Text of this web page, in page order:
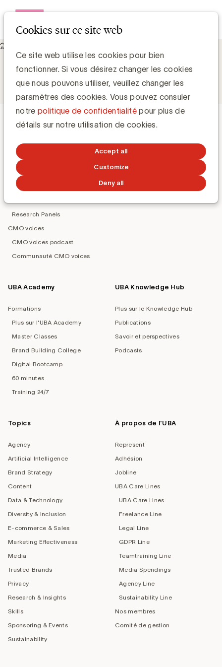
Cookies sur ce site web
Ce site web utilise les cookies pour bien
fonctionner. Si vous désirez changer les cookies
que nous pouvons utiliser, veuillez changer les
paramètres des cookies. Vous pouvez consuler
notre politique de confidentialitépour plus de
détails sur notre utilisation de cookies.
Accept all
Customize
Deny all
Nous avons bien reçu votre
demande
Footer
navigation
UBA Communities
UBA Exchange Communities
Consumer & Market Insights
Content
Data & Technology
Research Panels
CMO voices
CMO voices podcast
Communauté CMO voices
UBA Events
UBA Trends Day
UBA Academy
Formations
Plus sur l'UBA Academy
Master Classes
Brand Building College
Digital Bootcamp
60 minutes
Training 24/7
UBA Knowledge Hub
Plus sur le Knowledge Hub
Publications
Savoir et perspectives
Podcasts
Topics
Agency
Artificial Intelligence
Brand Strategy
Content
Data & Technology
Diversity & Inclusion
E-commerce & Sales
Marketing Effectiveness
Media
Trusted Brands
Privacy
Research & Insights
Skills
Sponsoring & Events
Sustainability
À propos de l'UBA
Represent
Adhésion
Jobline
UBA Care Lines
UBA Care Lines
Freelance Line
Legal Line
GDPR Line
Teamtraining Line
Media Spendings
Agency Line
Sustainability Line
Nos membres
Comité de gestion